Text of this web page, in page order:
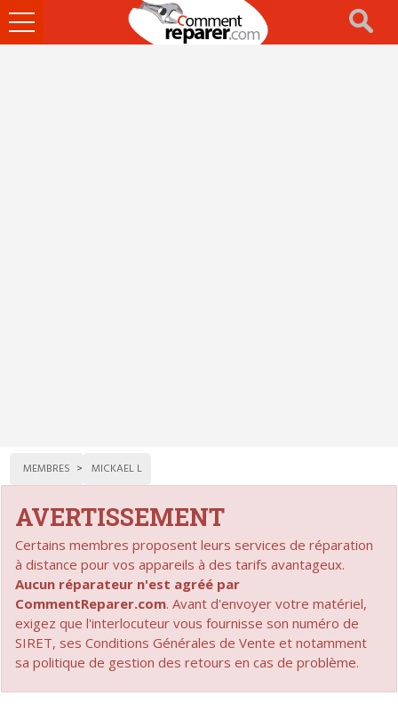
Ouvrir
le
MEMBRES MICKAEL L
AVERTISSEMENT
Certains membres proposent leurs services de réparation
à distance pour vos appareils à des tarifs avantageux.
Aucun réparateur n'est agréé par
CommentReparer.com. Avant d'envoyer votre matériel,
exigez que l'interlocuteur vous fournisse son numéro de
SIRET, ses Conditions Générales de Vente et notamment
sa politique de gestion des retours en cas de problème.